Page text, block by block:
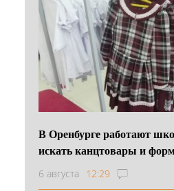
В Оренбурге работают
искать канцтовары и
6 августа 12:29